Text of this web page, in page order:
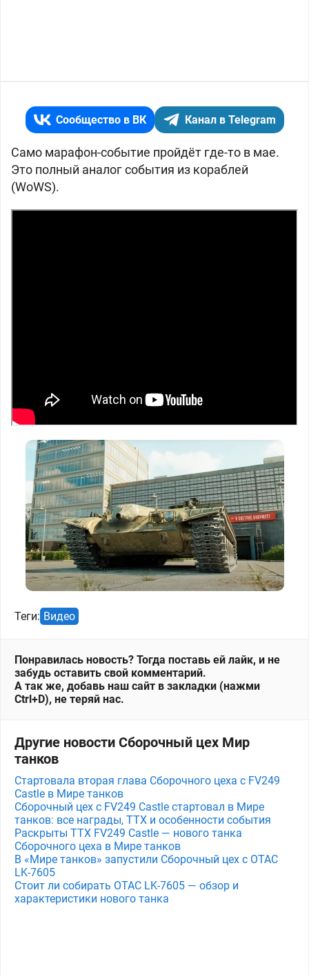
Сообщество в ВК Канал в Telegram
Само марафон-событие пройдёт где-то в мае.
Это полный аналог события из кораблей
(WoWS).
Теги: Видео
Понравилась новость? Тогда поставь ей лайк, и не
забудь оставить свой комментарий.
А так же, добавь наш сайт в закладки (нажми
Ctrl+D), не теряй нас.
Другие новости Сборочный цех Мир
танков
Стартовала вторая глава Сборочного цеха с FV249
Castle в Мире танков
Сборочный цех с FV249 Castle стартовал в Мире
танков: все награды, ТТХ и особенности события
Раскрыты ТТХ FV249 Castle — нового танка
Сборочного цеха в Мире танков
В «Мире танков» запустили Сборочный цех с OTAC
LK-7605
Стоит ли собирать OTAC LK-7605 — обзор и
характеристики нового танка